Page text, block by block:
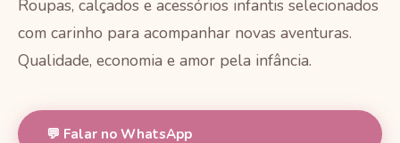
Roupas, calçados e acessórios infantis selecionados
com carinho para acompanhar novas aventuras.
Qualidade, economia e amor pela infância.
💬 Falar no WhatsApp